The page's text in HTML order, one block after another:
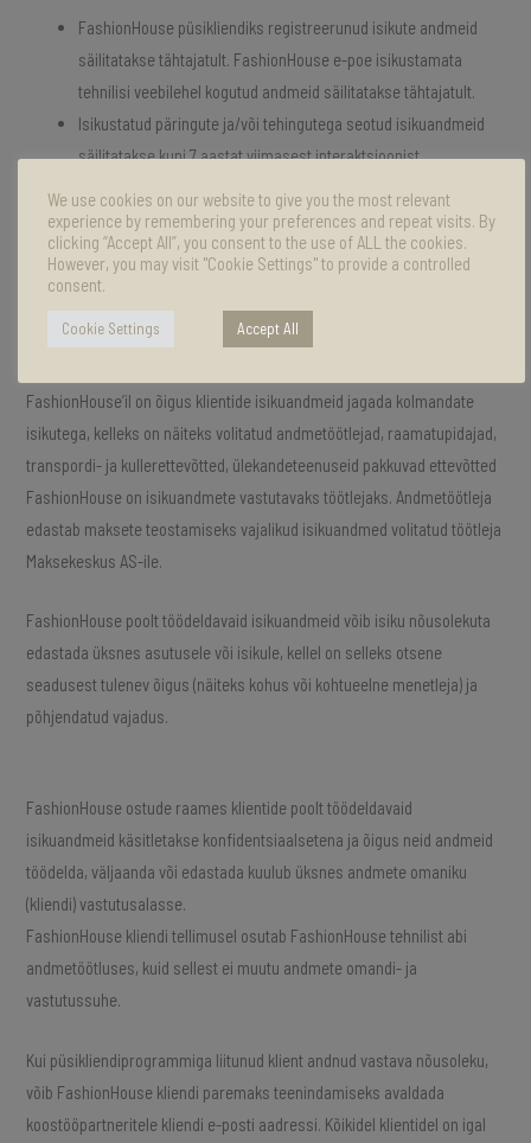
FashionHouse püsikliendiks registreerunud isikute andmeid
säilitatakse tähtajatult. FashionHouse e-poe isikustamata
tehnilisi veebilehel kogutud andmeid säilitatakse tähtajatult.
Isikustatud päringute ja/või tehingutega seotud isikuandmeid
säilitatakse kuni 7 aastat viimasest interaktsioonist
kohustusest tehinguid tõendada.
Interaktsiooniks loetakse mh otseturundusele reageerimist
vaatamise või lingile klikkimise kaudu.
4. Kellele võib kogutud andmeid edastada?
FashionHouse’il on õigus klientide isikuandmeid jagada kolmandate
isikutega, kelleks on näiteks volitatud andmetöötlejad, raamatupidajad,
transpordi- ja kullerettevõtted, ülekandeteenuseid pakkuvad ettevõtted
FashionHouse on isikuandmete vastutavaks töötlejaks. Andmetöötleja
edastab maksete teostamiseks vajalikud isikuandmed volitatud töötleja
Maksekeskus AS-ile.
FashionHouse poolt töödeldavaid isikuandmeid võib isiku nõusolekuta
edastada üksnes asutusele või isikule, kellel on selleks otsene
seadusest tulenev õigus (näiteks kohus või kohtueelne menetleja) ja
põhjendatud vajadus.
FashionHouse ostude raames klientide poolt töödeldavaid
isikuandmeid käsitletakse konfidentsiaalsetena ja õigus neid andmeid
töödelda, väljaanda või edastada kuulub üksnes andmete omaniku
(kliendi) vastutusalasse.
FashionHouse kliendi tellimusel osutab FashionHouse tehnilist abi
andmetöötluses, kuid sellest ei muutu andmete omandi- ja
vastutussuhe.
Kui püsikliendiprogrammiga liitunud klient andnud vastava nõusoleku,
võib FashionHouse kliendi paremaks teenindamiseks avaldada
koostööpartneritele kliendi e-posti aadressi. Kõikidel klientidel on igal
We use cookies on our website to give you the most relevant
experience by remembering your preferences and repeat visits. By
clicking “Accept All”, you consent to the use of ALL the cookies.
However, you may visit "Cookie Settings" to provide a controlled
consent.
Cookie Settings Accept All